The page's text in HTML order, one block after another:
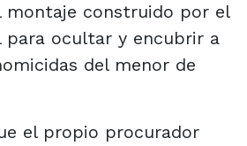
montaje construido por el
para ocultar y encubrir a
del menor de
el propio procurador